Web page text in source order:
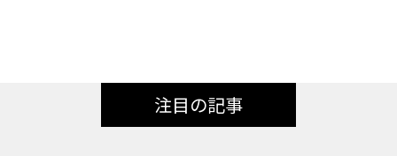
注目の記事